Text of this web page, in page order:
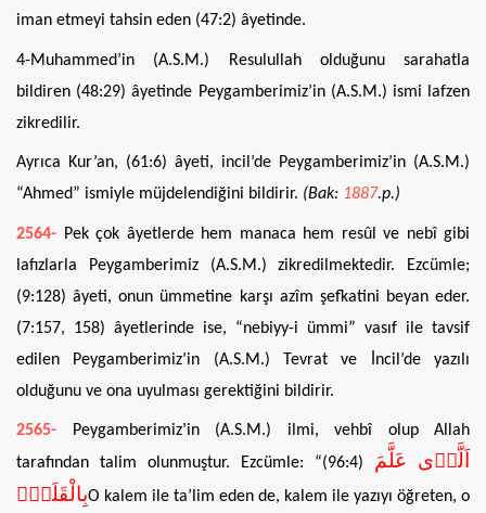
iman etmeyi tahsin eden (47:2) âyetinde.
4-Muhammed’in (A.S.M.) Resulullah olduğunu sarahatla
bildiren (48:29) âyetinde Peygamberimiz’in (A.S.M.) ismi lafzen
zikredilir.
Ayrıca Kur’an, (61:6) âyeti, incil’de Peygamberimiz’in (A.S.M.)
“Ahmed” ismiyle müjdelendiğini bildirir. (Bak: 1887.p.)
2564- Pek çok âyetlerde hem manaca hem resûl ve nebî gibi
lafızlarla Peygamberimiz (A.S.M.) zikredilmektedir. Ezcümle;
(9:128) âyeti, onun ümmetine karşı azîm şefkatini beyan eder.
(7:157, 158) âyetlerinde ise, “nebiyy-i ümmi” vasıf ile tavsif
edilen Peygamberimiz’in (A.S.M.) Tevrat ve İncil’de yazılı
olduğunu ve ona uyulması gerektiğini bildirir.
2565- Peygamberimiz’in (A.S.M.) ilmi, vehbî olup Allah
tarafından talim olunmuştur. Ezcümle: “(96:4) اَلَّذ۪ى عَلَّمَ
بِالْقَلَمِۙO kalem ile ta’lim eden de, kalem ile yazıyı öğreten, o